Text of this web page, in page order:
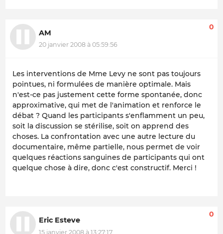
AM
20 janvier 2008 à 05:59:56
0
Les interventions de Mme Levy ne sont pas toujours
pointues, ni formulées de manière optimale. Mais
n'est-ce pas justement cette forme spontanée, donc
approximative, qui met de l'animation et renforce le
débat ? Quand les participants s'enflamment un peu,
soit la discussion se stérilise, soit on apprend des
choses. La confrontation avec une autre lecture du
documentaire, même partielle, nous permet de voir
quelques réactions sanguines de participants qui ont
quelque chose à dire, donc c'est constructif. Merci !
Eric Esteve
15 janvier 2008 à 13:27:17
0